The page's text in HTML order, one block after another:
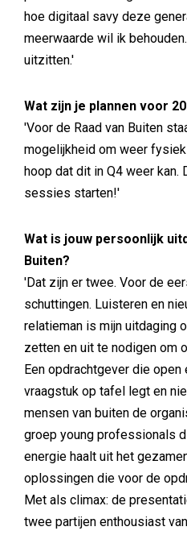
hoe digitaal savy deze
meerwaarde wil ik
uitzitten.'
Wat zijn je plannen voor
'Voor de Raad van Buiten
mogelijkheid om weer
hoop dat dit in Q4 weer kan.
sessies starten!'
Wat is jouw persoonlijk
Buiten?
'Dat zijn er twee. Voor de
schuttingen. Luisteren en
relatieman is mijn uitdaging
zetten en uit te nodigen om
Een opdrachtgever die open
vraagstuk op tafel legt en
mensen van buiten de
groep young professionals
energie haalt uit het
oplossingen die voor de
Met als climax: de
twee partijen enthousiast